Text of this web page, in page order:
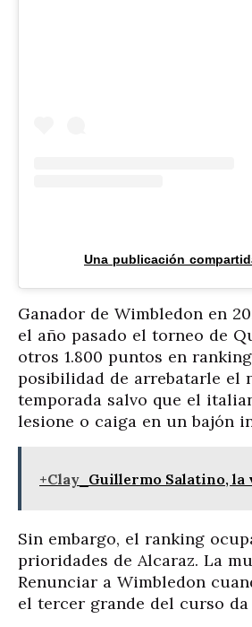
Una publicación
Ganador de Wimbledon en
el año pasado el torneo de
otros 1.800 puntos en
posibilidad de arrebatarle el
temporada salvo que el
lesione o caiga en un bajón
+Clay Guillermo Salatino, la
Sin embargo, el ranking
prioridades de Alcaraz. La
Renunciar a Wimbledon
el tercer grande del curso